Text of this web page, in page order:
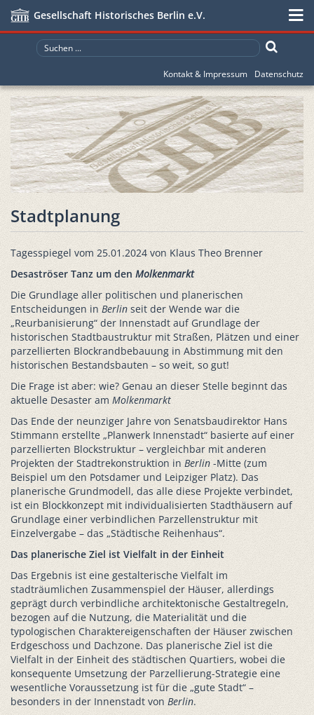
Gesellschaft Historisches Berlin e.V.
Kontakt & Impressum Datenschutz
Stadtplanung
Tagesspiegel vom 25.01.2024 von Klaus Theo Brenner
Desaströser Tanz um den Molkenmarkt
Die Grundlage aller politischen und planerischen
Entscheidungen in Berlin seit der Wende war die
„Reurbanisierung“ der Innenstadt auf Grundlage der
historischen Stadtbaustruktur mit Straßen, Plätzen und einer
parzellierten Blockrandbebauung in Abstimmung mit den
historischen Bestandsbauten – so weit, so gut!
Die Frage ist aber: wie? Genau an dieser Stelle beginnt das
aktuelle Desaster am Molkenmarkt
Das Ende der neunziger Jahre von Senatsbaudirektor Hans
Stimmann erstellte „Planwerk Innenstadt“ basierte auf einer
parzellierten Blockstruktur – vergleichbar mit anderen
Projekten der Stadtrekonstruktion in Berlin -Mitte (zum
Beispiel um den Potsdamer und Leipziger Platz). Das
planerische Grundmodell, das alle diese Projekte verbindet,
ist ein Blockkonzept mit individualisierten Stadthäusern auf
Grundlage einer verbindlichen Parzellenstruktur mit
Einzelvergabe – das „Städtische Reihenhaus“.
Das planerische Ziel ist Vielfalt in der Einheit
Das Ergebnis ist eine gestalterische Vielfalt im
stadträumlichen Zusammenspiel der Häuser, allerdings
geprägt durch verbindliche architektonische Gestaltregeln,
bezogen auf die Nutzung, die Materialität und die
typologischen Charaktereigenschaften der Häuser zwischen
Erdgeschoss und Dachzone. Das planerische Ziel ist die
Vielfalt in der Einheit des städtischen Quartiers, wobei die
konsequente Umsetzung der Parzellierung-Strategie eine
wesentliche Voraussetzung ist für die „gute Stadt“ –
besonders in der Innenstadt von Berlin.